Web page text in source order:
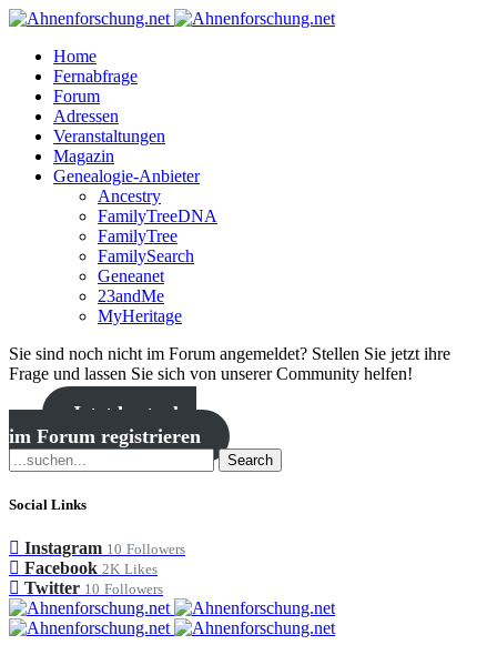
Home
Fernabfrage
Forum
Adressen
Veranstaltungen
Magazin
Genealogie-Anbieter
Ancestry
FamilyTreeDNA
FamilyTree
FamilySearch
Geneanet
23andMe
MyHeritage
Sie sind noch nicht im Forum angemeldet? Stellen Sie jetzt ihre
Frage und lassen Sie sich von unserer Community helfen!
Jetzt kostenlos
im Forum registrieren
Search
Social Links
Instagram 10 Followers
Facebook 2K Likes
Twitter 10 Followers